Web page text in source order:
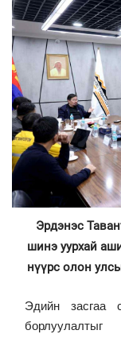
Эрдэнэс
шинэ уурхай
нүүрс олон
Эдийн засгаа
борлуулалтыг